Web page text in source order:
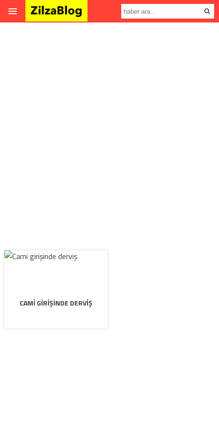
CAMI GIRIŞINDE DERVIŞ